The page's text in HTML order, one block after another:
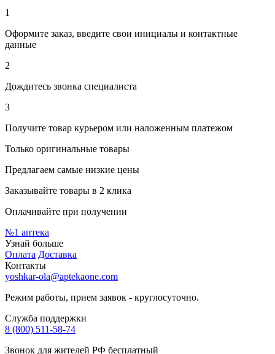
1
Оформите заказ, введите свои инициалы и контактные
данные
2
Дождитесь звонка специалиста
3
Получите товар курьером или наложенным платежом
Только оригинальные товары
Предлагаем самые низкие цены
Заказывайте товары в 2 клика
Оплачивайте при получении
№1 аптека
Узнай больше
Оплата Доставка
Контакты
yoshkar-ola@aptekaone.com
Режим работы, прием заявок - круглосуточно.
Служба поддержки
8 (800) 511-58-74
Звонок для жителей РФ бесплатный